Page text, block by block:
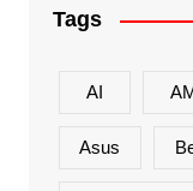
Tags
AI
Asus